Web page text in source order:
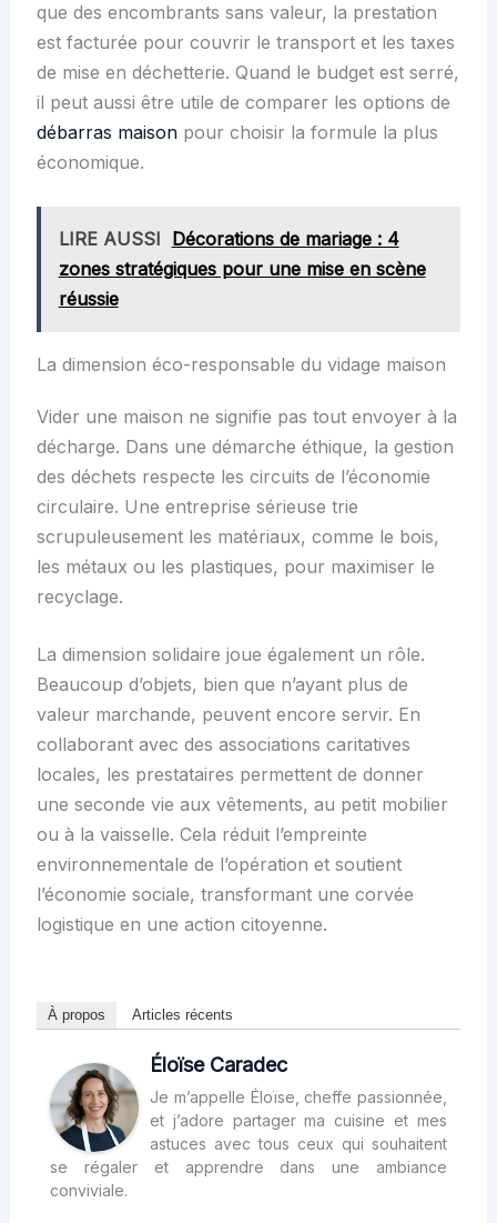
que des encombrants sans valeur, la prestation
est facturée pour couvrir le transport et les taxes
de mise en déchetterie. Quand le budget est serré,
il peut aussi être utile de comparer les options de
débarras maisonpour choisir la formule la plus
économique.
LIRE AUSSI Décorations de mariage : 4
zones stratégiques pour une mise en scène
réussie
La dimension éco-responsable du vidage maison
Vider une maison ne signifie pas tout envoyer à la
décharge. Dans une démarche éthique, la gestion
des déchets respecte les circuits de l’économie
circulaire. Une entreprise sérieuse trie
scrupuleusement les matériaux, comme le bois,
les métaux ou les plastiques, pour maximiser le
recyclage.
La dimension solidaire joue également un rôle.
Beaucoup d’objets, bien que n’ayant plus de
valeur marchande, peuvent encore servir. En
collaborant avec des associations caritatives
locales, les prestataires permettent de donner
une seconde vie aux vêtements, au petit mobilier
ou à la vaisselle. Cela réduit l’empreinte
environnementale de l’opération et soutient
l’économie sociale, transformant une corvée
logistique en une action citoyenne.
À propos Articles récents
Éloïse Caradec
Je m’appelle Éloïse, cheffe passionnée,
et j’adore partager ma cuisine et mes
astuces avec tous ceux qui souhaitent
se régaler et apprendre dans une ambiance
conviviale.